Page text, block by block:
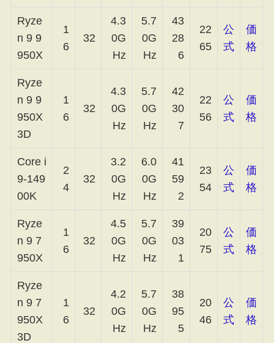
Ryze
n 9 9
950X
1
6
32
4.3
0G
Hz
5.7
0G
Hz
43
28
6
22
65
公
式
価
格
Ryze
n 9 9
950X
3D
1
6
32
4.3
0G
Hz
5.7
0G
Hz
42
30
7
22
56
公
式
価
格
Core i
9-149
00K
2
4
32
3.2
0G
Hz
6.0
0G
Hz
41
59
2
23
54
公
式
価
格
Ryze
n 9 7
950X
1
6
32
4.5
0G
Hz
5.7
0G
Hz
39
03
1
20
75
公
式
価
格
Ryze
n 9 7
950X
3D
1
6
32
4.2
0G
Hz
5.7
0G
Hz
38
95
5
20
46
公
式
価
格